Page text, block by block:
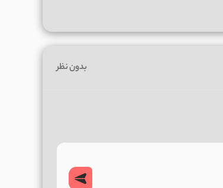
بدون نظر